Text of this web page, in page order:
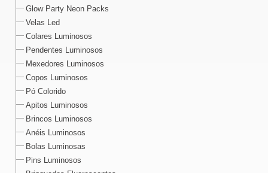
Glow Party Neon Packs
Velas Led
Colares Luminosos
Pendentes Luminosos
Mexedores Luminosos
Copos Luminosos
Pó Colorido
Apitos Luminosos
Brincos Luminosos
Anéis Luminosos
Bolas Luminosas
Pins Luminosos